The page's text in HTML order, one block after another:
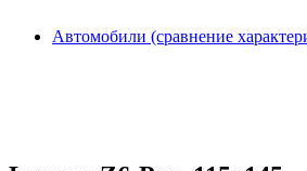
Автомобили (сравнение